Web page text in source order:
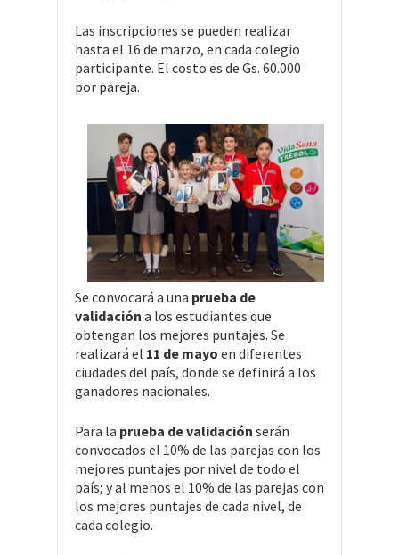
Las inscripciones se pueden realizar
hasta el 16 de marzo, en cada colegio
participante. El costo es de Gs. 60.000
por pareja.
Se convocará a una prueba de
validación a los estudiantes que
obtengan los mejores puntajes. Se
realizará el 11 de mayo en diferentes
ciudades del país, donde se definirá a los
ganadores nacionales.
Para la prueba de validación serán
convocados el 10% de las parejas con los
mejores puntajes por nivel de todo el
país; y al menos el 10% de las parejas con
los mejores puntajes de cada nivel, de
cada colegio.